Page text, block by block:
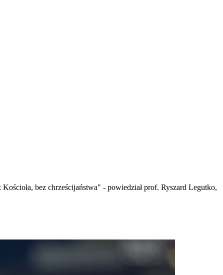
bez chrześcijaństwa" - powiedział prof. Ryszard Legutko,